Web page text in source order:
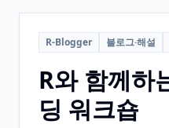
R-Blogger 블로그·해설
R와 함께
딩 워크숍